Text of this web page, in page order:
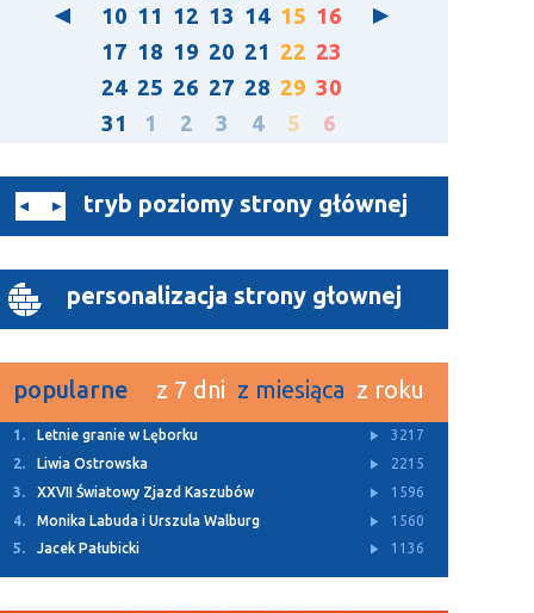
10 11 12 13 14 15 16
17 18 19 20 21 22 23
24 25 26 27 28 29 30
31
1 2 3 4 5 6
tryb poziomy strony głównej
personalizacja strony głownej
popularne z 7 dni z miesiąca z roku
1. Letnie granie w Lęborku
3217
2.
Liwia Ostrowska
2215
3.
XXVII Światowy Zjazd Kaszubów
1596
4.
Monika Labuda i Urszula Walburg
1560
5.
Jacek Pałubicki 1136